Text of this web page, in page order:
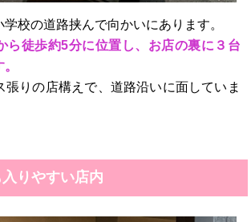
校の道路挟んで向かいにあります。
ら徒歩約5分に位置し、お店の裏に３台
張りの店構えで、道路沿いに面していま
りやすい店内